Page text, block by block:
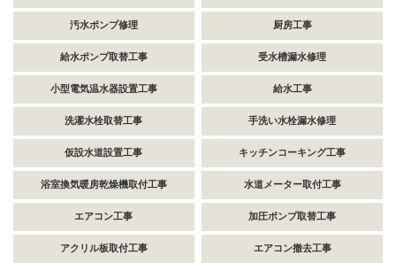
汚水ポンプ修理 厨房工事
給水ポンプ取替工事 受水槽漏水修理
小型電気温水器設置工事 給水工事
洗濯水栓取替工事 手洗い水栓漏水修理
仮設水道設置工事 キッチンコーキング工事
浴室換気暖房乾燥機取付工事 水道メーター取付工事
エアコン工事 加圧ポンプ取替工事
アクリル板取付工事 エアコン撤去工事